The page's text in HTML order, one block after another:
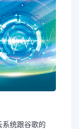
统跟谷歌的